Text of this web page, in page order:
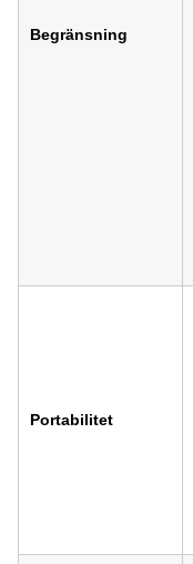
Begränsning
Portabilitet